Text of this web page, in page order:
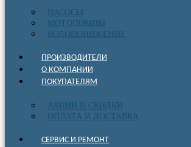
НАСОСЫ
МОТОПОМПЫ
ВОДОПОНИЖЕНИЕ
ПРОИЗВОДИТЕЛИ
О КОМПАНИИ
ПОКУПАТЕЛЯМ
АКЦИИ И СКИДКИ
ОПЛАТА И ДОСТАВКА
СЕРВИС И РЕМОНТ